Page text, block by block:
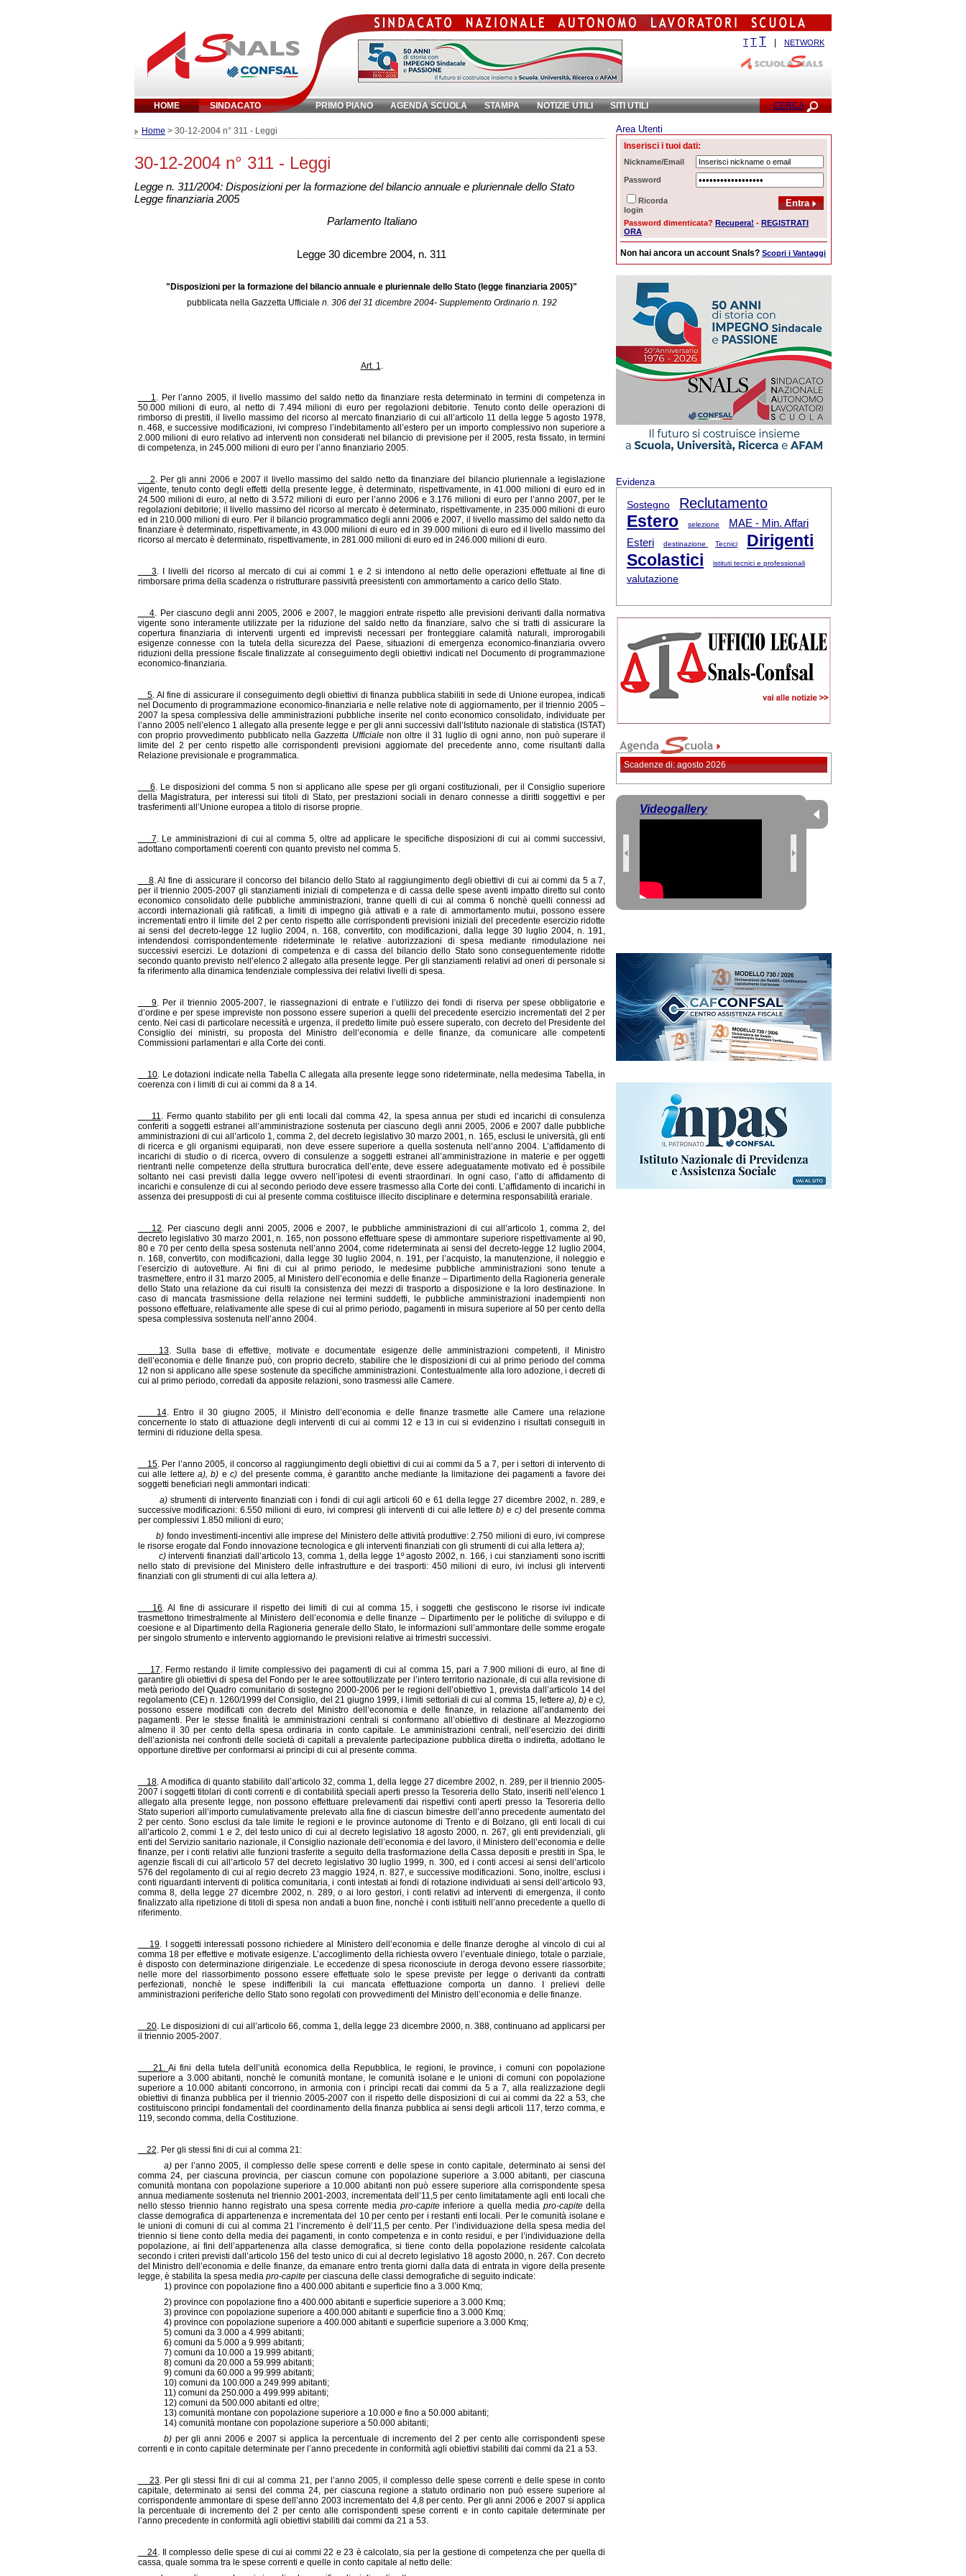
T TT NETWORK
HOME SINDACATO PRIMO PIANO AGENDA SCUOLA STAMPA NOTIZIE UTILI SITI UTILI CERCA
Inserisci parola chiave: Ricerca Avanzata
Home > 30-12-2004 n° 311 - Leggi
30-12-2004 n° 311 - Leggi
Legge n. 311/2004: Disposizioni per la formazione del bilancio annuale e pluriennale dello Stato
Legge finanziaria 2005
Parlamento Italiano
Legge 30 dicembre 2004, n. 311
"Disposizioni per la formazione del bilancio annuale e pluriennale dello Stato (legge finanziaria 2005)"
pubblicata nella Gazzetta Ufficiale n. 306 del 31 dicembre 2004- Supplemento Ordinario n. 192
Art. 1.
1. Per l’anno 2005, il livello massimo del saldo netto da finanziare resta determinato in termini di competenza in
50.000 milioni di euro, al netto di 7.494 milioni di euro per regolazioni debitorie. Tenuto conto delle operazioni di
rimborso di prestiti, il livello massimo del ricorso al mercato finanziario di cui all’articolo 11 della legge 5 agosto 1978,
n. 468, e successive modificazioni, ivi compreso l’indebitamento all’estero per un importo complessivo non superiore a
2.000 milioni di euro relativo ad interventi non considerati nel bilancio di previsione per il 2005, resta fissato, in termini
di competenza, in 245.000 milioni di euro per l’anno finanziario 2005.
2. Per gli anni 2006 e 2007 il livello massimo del saldo netto da finanziare del bilancio pluriennale a legislazione
vigente, tenuto conto degli effetti della presente legge, è determinato, rispettivamente, in 41.000 milioni di euro ed in
24.500 milioni di euro, al netto di 3.572 milioni di euro per l’anno 2006 e 3.176 milioni di euro per l’anno 2007, per le
regolazioni debitorie; il livello massimo del ricorso al mercato è determinato, rispettivamente, in 235.000 milioni di euro
ed in 210.000 milioni di euro. Per il bilancio programmatico degli anni 2006 e 2007, il livello massimo del saldo netto da
finanziare è determinato, rispettivamente, in 43.000 milioni di euro ed in 39.000 milioni di euro ed il livello massimo del
ricorso al mercato è determinato, rispettivamente, in 281.000 milioni di euro ed in 246.000 milioni di euro.
3. I livelli del ricorso al mercato di cui ai commi 1 e 2 si intendono al netto delle operazioni effettuate al fine di
rimborsare prima della scadenza o ristrutturare passività preesistenti con ammortamento a carico dello Stato.
4. Per ciascuno degli anni 2005, 2006 e 2007, le maggiori entrate rispetto alle previsioni derivanti dalla normativa
vigente sono interamente utilizzate per la riduzione del saldo netto da finanziare, salvo che si tratti di assicurare la
copertura finanziaria di interventi urgenti ed imprevisti necessari per fronteggiare calamità naturali, improrogabili
esigenze connesse con la tutela della sicurezza del Paese, situazioni di emergenza economico-finanziaria ovvero
riduzioni della pressione fiscale finalizzate al conseguimento degli obiettivi indicati nel Documento di programmazione
economico-finanziaria.
5. Al fine di assicurare il conseguimento degli obiettivi di finanza pubblica stabiliti in sede di Unione europea, indicati
nel Documento di programmazione economico-finanziaria e nelle relative note di aggiornamento, per il triennio 2005 –
2007 la spesa complessiva delle amministrazioni pubbliche inserite nel conto economico consolidato, individuate per
l’anno 2005 nell’elenco 1 allegato alla presente legge e per gli anni successivi dall’Istituto nazionale di statistica (ISTAT)
con proprio provvedimento pubblicato nellaGazzetta Ufficialenon oltre il 31 luglio di ogni anno, non può superare il
limite del 2 per cento rispetto alle corrispondenti previsioni aggiornate del precedente anno, come risultanti dalla
Relazione previsionale e programmatica.
6. Le disposizioni del comma 5 non si applicano alle spese per gli organi costituzionali, per il Consiglio superiore
della Magistratura, per interessi sui titoli di Stato, per prestazioni sociali in denaro connesse a diritti soggettivi e per
trasferimenti all’Unione europea a titolo di risorse proprie.
7. Le amministrazioni di cui al comma 5, oltre ad applicare le specifiche disposizioni di cui ai commi successivi,
adottano comportamenti coerenti con quanto previsto nel comma 5.
8. Al fine di assicurare il concorso del bilancio dello Stato al raggiungimento degli obiettivi di cui ai commi da 5 a 7,
per il triennio 2005-2007 gli stanziamenti iniziali di competenza e di cassa delle spese aventi impatto diretto sul conto
economico consolidato delle pubbliche amministrazioni, tranne quelli di cui al comma 6 nonchè quelli connessi ad
accordi internazionali già ratificati, a limiti di impegno già attivati e a rate di ammortamento mutui, possono essere
incrementati entro il limite del 2 per cento rispetto alle corrispondenti previsioni iniziali del precedente esercizio ridotte
ai sensi del decreto-legge 12 luglio 2004, n. 168, convertito, con modificazioni, dalla legge 30 luglio 2004, n. 191,
intendendosi corrispondentemente rideterminate le relative autorizzazioni di spesa mediante rimodulazione nei
successivi esercizi. Le dotazioni di competenza e di cassa del bilancio dello Stato sono conseguentemente ridotte
secondo quanto previsto nell’elenco 2 allegato alla presente legge. Per gli stanziamenti relativi ad oneri di personale si
fa riferimento alla dinamica tendenziale complessiva dei relativi livelli di spesa.
9. Per il triennio 2005-2007, le riassegnazioni di entrate e l’utilizzo dei fondi di riserva per spese obbligatorie e
d’ordine e per spese impreviste non possono essere superiori a quelli del precedente esercizio incrementati del 2 per
cento. Nei casi di particolare necessità e urgenza, il predetto limite può essere superato, con decreto del Presidente del
Consiglio dei ministri, su proposta del Ministro dell’economia e delle finanze, da comunicare alle competenti
Commissioni parlamentari e alla Corte dei conti.
10. Le dotazioni indicate nella Tabella C allegata alla presente legge sono rideterminate, nella medesima Tabella, in
coerenza con i limiti di cui ai commi da 8 a 14.
11. Fermo quanto stabilito per gli enti locali dal comma 42, la spesa annua per studi ed incarichi di consulenza
conferiti a soggetti estranei all’amministrazione sostenuta per ciascuno degli anni 2005, 2006 e 2007 dalle pubbliche
amministrazioni di cui all’articolo 1, comma 2, del decreto legislativo 30 marzo 2001, n. 165, esclusi le università, gli enti
di ricerca e gli organismi equiparati, non deve essere superiore a quella sostenuta nell’anno 2004. L’affidamento di
incarichi di studio o di ricerca, ovvero di consulenze a soggetti estranei all’amministrazione in materie e per oggetti
rientranti nelle competenze della struttura burocratica dell’ente, deve essere adeguatamente motivato ed è possibile
soltanto nei casi previsti dalla legge ovvero nell’ipotesi di eventi straordinari. In ogni caso, l’atto di affidamento di
incarichi e consulenze di cui al secondo periodo deve essere trasmesso alla Corte dei conti. L’affidamento di incarichi in
assenza dei presupposti di cui al presente comma costituisce illecito disciplinare e determina responsabilità erariale.
12. Per ciascuno degli anni 2005, 2006 e 2007, le pubbliche amministrazioni di cui all’articolo 1, comma 2, del
decreto legislativo 30 marzo 2001, n. 165, non possono effettuare spese di ammontare superiore rispettivamente al 90,
80 e 70 per cento della spesa sostenuta nell’anno 2004, come rideterminata ai sensi del decreto-legge 12 luglio 2004,
n. 168, convertito, con modificazioni, dalla legge 30 luglio 2004, n. 191, per l’acquisto, la manutenzione, il noleggio e
l’esercizio di autovetture. Ai fini di cui al primo periodo, le medesime pubbliche amministrazioni sono tenute a
trasmettere, entro il 31 marzo 2005, al Ministero dell’economia e delle finanze – Dipartimento della Ragioneria generale
dello Stato una relazione da cui risulti la consistenza dei mezzi di trasporto a disposizione e la loro destinazione. In
caso di mancata trasmissione della relazione nei termini suddetti, le pubbliche amministrazioni inadempienti non
possono effettuare, relativamente alle spese di cui al primo periodo, pagamenti in misura superiore al 50 per cento della
spesa complessiva sostenuta nell’anno 2004.
13. Sulla base di effettive, motivate e documentate esigenze delle amministrazioni competenti, il Ministro
dell’economia e delle finanze può, con proprio decreto, stabilire che le disposizioni di cui al primo periodo del comma
12 non si applicano alle spese sostenute da specifiche amministrazioni. Contestualmente alla loro adozione, i decreti di
cui al primo periodo, corredati da apposite relazioni, sono trasmessi alle Camere.
14. Entro il 30 giugno 2005, il Ministro dell’economia e delle finanze trasmette alle Camere una relazione
concernente lo stato di attuazione degli interventi di cui ai commi 12 e 13 in cui si evidenzino i risultati conseguiti in
termini di riduzione della spesa.
15. Per l’anno 2005, il concorso al raggiungimento degli obiettivi di cui ai commi da 5 a 7, per i settori di intervento di
cui alle lettere a), b) ec) del presente comma, è garantito anche mediante la limitazione dei pagamenti a favore dei
soggetti beneficiari negli ammontari indicati:
a) strumenti di intervento finanziati con i fondi di cui agli articoli 60 e 61 della legge 27 dicembre 2002, n. 289, e
successive modificazioni: 6.550 milioni di euro, ivi compresi gli interventi di cui alle lettereb) e c)del presente comma
per complessivi 1.850 milioni di euro;
b) fondo investimenti-incentivi alle imprese del Ministero delle attività produttive: 2.750 milioni di euro, ivi comprese
le risorse erogate dal Fondo innovazione tecnologica e gli interventi finanziati con gli strumenti di cui alla lettera a);
c)interventi finanziati dall’articolo 13, comma 1, della legge 1º agosto 2002, n. 166, i cui stanziamenti sono iscritti
nello stato di previsione del Ministero delle infrastrutture e dei trasporti: 450 milioni di euro, ivi inclusi gli interventi
finanziati con gli strumenti di cui alla lettera a).
16. Al fine di assicurare il rispetto dei limiti di cui al comma 15, i soggetti che gestiscono le risorse ivi indicate
trasmettono trimestralmente al Ministero dell’economia e delle finanze – Dipartimento per le politiche di sviluppo e di
coesione e al Dipartimento della Ragioneria generale dello Stato, le informazioni sull’ammontare delle somme erogate
per singolo strumento e intervento aggiornando le previsioni relative ai trimestri successivi.
17. Fermo restando il limite complessivo dei pagamenti di cui al comma 15, pari a 7.900 milioni di euro, al fine di
garantire gli obiettivi di spesa del Fondo per le aree sottoutilizzate per l’intero territorio nazionale, di cui alla revisione di
metà periodo del Quadro comunitario di sostegno 2000-2006 per le regioni dell’obiettivo 1, prevista dall’articolo 14 del
regolamento (CE) n. 1260/1999 del Consiglio, del 21 giugno 1999, i limiti settoriali di cui al comma 15, lettere a), b)ec),
possono essere modificati con decreto del Ministro dell’economia e delle finanze, in relazione all’andamento dei
pagamenti. Per le stesse finalità le amministrazioni centrali si conformano all’obiettivo di destinare al Mezzogiorno
almeno il 30 per cento della spesa ordinaria in conto capitale. Le amministrazioni centrali, nell’esercizio dei diritti
dell’azionista nei confronti delle società di capitali a prevalente partecipazione pubblica diretta o indiretta, adottano le
opportune direttive per conformarsi ai princìpi di cui al presente comma.
18. A modifica di quanto stabilito dall’articolo 32, comma 1, della legge 27 dicembre 2002, n. 289, per il triennio 2005-
2007 i soggetti titolari di conti correnti e di contabilità speciali aperti presso la Tesoreria dello Stato, inseriti nell’elenco 1
allegato alla presente legge, non possono effettuare prelevamenti dai rispettivi conti aperti presso la Tesoreria dello
Stato superiori all’importo cumulativamente prelevato alla fine di ciascun bimestre dell’anno precedente aumentato del
2 per cento. Sono esclusi da tale limite le regioni e le province autonome di Trento e di Bolzano, gli enti locali di cui
all’articolo 2, commi 1 e 2, del testo unico di cui al decreto legislativo 18 agosto 2000, n. 267, gli enti previdenziali, gli
enti del Servizio sanitario nazionale, il Consiglio nazionale dell’economia e del lavoro, il Ministero dell’economia e delle
finanze, per i conti relativi alle funzioni trasferite a seguito della trasformazione della Cassa depositi e prestiti in Spa, le
agenzie fiscali di cui all’articolo 57 del decreto legislativo 30 luglio 1999, n. 300, ed i conti accesi ai sensi dell’articolo
576 del regolamento di cui al regio decreto 23 maggio 1924, n. 827, e successive modificazioni. Sono, inoltre, esclusi i
conti riguardanti interventi di politica comunitaria, i conti intestati ai fondi di rotazione individuati ai sensi dell’articolo 93,
comma 8, della legge 27 dicembre 2002, n. 289, o ai loro gestori, i conti relativi ad interventi di emergenza, il conto
finalizzato alla ripetizione di titoli di spesa non andati a buon fine, nonchè i conti istituiti nell’anno precedente a quello di
riferimento.
19. I soggetti interessati possono richiedere al Ministero dell’economia e delle finanze deroghe al vincolo di cui al
comma 18 per effettive e motivate esigenze. L’accoglimento della richiesta ovvero l’eventuale diniego, totale o parziale,
è disposto con determinazione dirigenziale. Le eccedenze di spesa riconosciute in deroga devono essere riassorbite;
nelle more del riassorbimento possono essere effettuate solo le spese previste per legge o derivanti da contratti
perfezionati, nonchè le spese indifferibili la cui mancata effettuazione comporta un danno. I prelievi delle
amministrazioni periferiche dello Stato sono regolati con provvedimenti del Ministro dell’economia e delle finanze.
20. Le disposizioni di cui all’articolo 66, comma 1, della legge 23 dicembre 2000, n. 388, continuano ad applicarsi per
il triennio 2005-2007.
21.Ai fini della tutela dell’unità economica della Repubblica, le regioni, le province, i comuni con popolazione
superiore a 3.000 abitanti, nonchè le comunità montane, le comunità isolane e le unioni di comuni con popolazione
superiore a 10.000 abitanti concorrono, in armonia con i princìpi recati dai commi da 5 a 7, alla realizzazione degli
obiettivi di finanza pubblica per il triennio 2005-2007 con il rispetto delle disposizioni di cui ai commi da 22 a 53, che
costituiscono princìpi fondamentali del coordinamento della finanza pubblica ai sensi degli articoli 117, terzo comma, e
119, secondo comma, della Costituzione.
22. Per gli stessi fini di cui al comma 21:
a)per l’anno 2005, il complesso delle spese correnti e delle spese in conto capitale, determinato ai sensi del
comma 24, per ciascuna provincia, per ciascun comune con popolazione superiore a 3.000 abitanti, per ciascuna
comunità montana con popolazione superiore a 10.000 abitanti non può essere superiore alla corrispondente spesa
annua mediamente sostenuta nel triennio 2001-2003, incrementata dell’11,5 per cento limitatamente agli enti locali che
nello stesso triennio hanno registrato una spesa corrente media pro-capiteinferiore a quella media pro-capitedella
classe demografica di appartenenza e incrementata del 10 per cento per i restanti enti locali. Per le comunità isolane e
le unioni di comuni di cui al comma 21 l’incremento è dell’11,5 per cento. Per l’individuazione della spesa media del
triennio si tiene conto della media dei pagamenti, in conto competenza e in conto residui, e per l’individuazione della
popolazione, ai fini dell’appartenenza alla classe demografica, si tiene conto della popolazione residente calcolata
secondo i criteri previsti dall’articolo 156 del testo unico di cui al decreto legislativo 18 agosto 2000, n. 267. Con decreto
del Ministro dell’economia e delle finanze, da emanare entro trenta giorni dalla data di entrata in vigore della presente
legge, è stabilita la spesa media pro-capiteper ciascuna delle classi demografiche di seguito indicate:
1) province con popolazione fino a 400.000 abitanti e superficie fino a 3.000 Kmq;
2) province con popolazione fino a 400.000 abitanti e superficie superiore a 3.000 Kmq;
3) province con popolazione superiore a 400.000 abitanti e superficie fino a 3.000 Kmq;
4) province con popolazione superiore a 400.000 abitanti e superficie superiore a 3.000 Kmq;
5) comuni da 3.000 a 4.999 abitanti;
6) comuni da 5.000 a 9.999 abitanti;
7) comuni da 10.000 a 19.999 abitanti;
8) comuni da 20.000 a 59.999 abitanti;
9) comuni da 60.000 a 99.999 abitanti;
10) comuni da 100.000 a 249.999 abitanti;
11) comuni da 250.000 a 499.999 abitanti;
12) comuni da 500.000 abitanti ed oltre;
13) comunità montane con popolazione superiore a 10.000 e fino a 50.000 abitanti;
14) comunità montane con popolazione superiore a 50.000 abitanti;
b) per gli anni 2006 e 2007 si applica la percentuale di incremento del 2 per cento alle corrispondenti spese
correnti e in conto capitale determinate per l’anno precedente in conformità agli obiettivi stabiliti dai commi da 21 a 53.
23. Per gli stessi fini di cui al comma 21, per l’anno 2005, il complesso delle spese correnti e delle spese in conto
capitale, determinato ai sensi del comma 24, per ciascuna regione a statuto ordinario non può essere superiore al
corrispondente ammontare di spese dell’anno 2003 incrementato del 4,8 per cento. Per gli anni 2006 e 2007 si applica
la percentuale di incremento del 2 per cento alle corrispondenti spese correnti e in conto capitale determinate per
l’anno precedente in conformità agli obiettivi stabiliti dai commi da 21 a 53.
24. Il complesso delle spese di cui ai commi 22 e 23 è calcolato, sia per la gestione di competenza che per quella di
cassa, quale somma tra le spese correnti e quelle in conto capitale al netto delle:
Area Utenti
Inserisci i tuoi dati:
Nickname/Email
Password
Ricorda
login
Password dimenticata? Recupera! - REGISTRATI
ORA
Non hai ancora un account Snals? Scopri i Vantaggi
Evidenza
Sostegno Reclutamento
Estero selezione
MAE - Min. Affari
Esteri
destinazione Tecnici
Dirigenti
Scolastici
istituti tecnici e professionali
valutazione
Scadenze di: agosto 2026
Videogallery